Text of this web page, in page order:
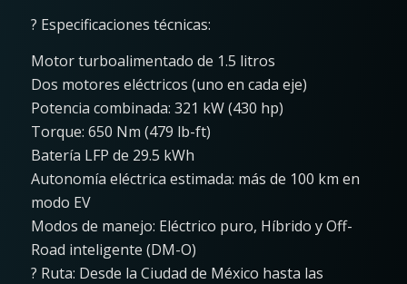
? Especificaciones técnicas:
Motor turboalimentado de 1.5 litros
Dos motores eléctricos (uno en cada eje)
Potencia combinada: 321 kW (430 hp)
Torque: 650 Nm (479 lb-ft)
Batería LFP de 29.5 kWh
Autonomía eléctrica estimada: más de 100 km en
modo EV
Modos de manejo: Eléctrico puro, Híbrido y Off-
Road inteligente (DM-O)
? Ruta: Desde la Ciudad de México hasta las